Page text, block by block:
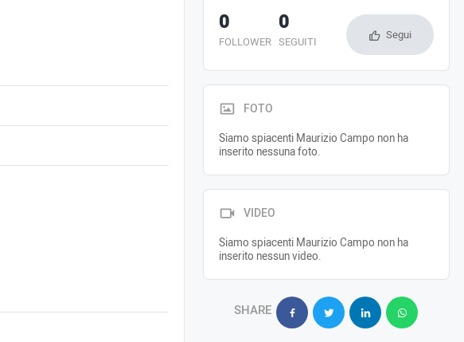
FOLLOWER
0
SEGUITI
0 Segui
FOTO
Siamo spiacenti Maurizio Campo non ha
inserito nessuna foto.
VIDEO
Siamo spiacenti Maurizio Campo non ha
inserito nessun video.
SHARE